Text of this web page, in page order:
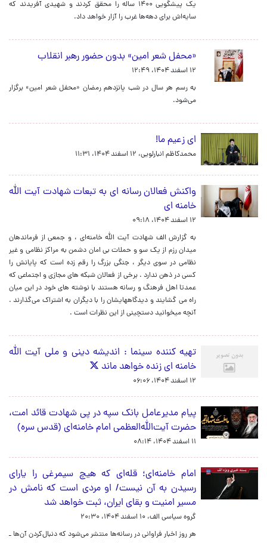
یک پیشگویی ۱۴۰۰ ساله را محقق کردند و شهیدی آفریدند که
سایه‌اش برای دهه‌ها غرب را آزار خواهد داد.
«محفل شعر امین» بدون حضور رهبر انقلاب
۱۲ اسفند ۱۴۰۴، ۱۲:۴۹
به رسم هر سال در شب پانزدهم رمضان «محفل شعر امین» برگزار
می‌شود.
ای زعیم ما!
محمدکاظم انبارلویی، ۱۲ اسفند ۱۴۰۴، ۱۱:۳۱
واکنش فعالان رسانه ای به تبعات شهادت آیت الله
خامنه ای
۱۲ اسفند ۱۴۰۴، ۰۹:۱۸
به گزارش الف شهادت آیت الله خامنه‌ای ، و جمعی از فرماندهان
میدان رزم از یک سو و حملات بی امان دشمن به مراکز نظامی و غیر
نظامی در سوی دیگر ، جنگی بزرگ را رقم زده است که پایانش را
کسی در ذهن ندارد . برخی از فعالان شبکه های مجازی و اجتماعی که
عمدتا اهل فرهنگ و رسانه هستند با نوشته های خود در این میان
راه می گشایند و دیدگاههایشان را با دیگران به اشتراک می‌گذارند .
آنچه میخوانید دستچینی از این نظرات است .
تهیه کننده سینما : اندیشه دینی و ملی آیت الله
خامنه ای زنده خواهد ماند
۱۲ اسفند ۱۴۰۴، ۰۶:۰۶
پیام مدیرعامل بانک سپه در پی شهادت قائد امت،
حضرت آیت‌الله‌العظمی امام خامنه‌ای (قدس سره)
۱۱ اسفند ۱۴۰۴، ۰۸:۱۴
امام خامنه‌ای؛ قله‌ای که هیچ سیمرغی را یارای
رسیدن به آن نیست/ او مردی است که نامش در
مسیر امنیت و بقای ایران، ثبت خواهد شد
گروه سیاسی الف، ۱۰ اسفند ۱۴۰۴، ۲۰:۳۰
هر روز اخبار فراوانی در رسانه‌ها منتشر می‌شود که دنبال‌کردن آن‌ها ـ